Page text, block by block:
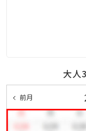
※全室禁煙ルームで
での予約をお願い致
公式ホームページ
りご予約下さい。
※駐車場は有料で
円 ※4泊以上は
※EXESプレミアツ
大人
前月